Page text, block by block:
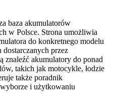
baza akumulatorów
w Polsce. Strona umożliwia
do konkretnego modelu
przez
akumulatory do ponad
takich jak motocykle, łodzie
także poradnik
i użytkowaniu